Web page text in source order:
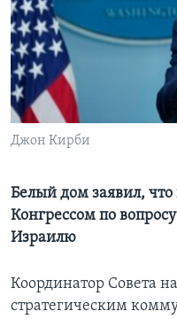
Learning English
СОЦИАЛЬНЫЕ СЕТИ
Джон Кирби
Белый дом заявил, что
Конгрессом по
Израилю
Координатор Совета
стратегическим